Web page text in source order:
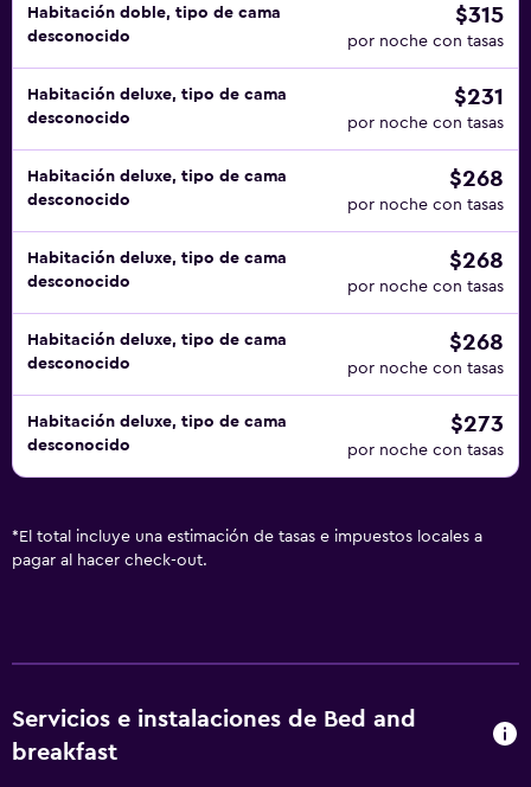
Habitación doble, tipo de cama
desconocido
$315
por noche con tasas
Habitación deluxe, tipo de cama
desconocido
$231
por noche con tasas
Habitación deluxe, tipo de cama
desconocido
$268
por noche con tasas
Habitación deluxe, tipo de cama
desconocido
$268
por noche con tasas
Habitación deluxe, tipo de cama
desconocido
$268
por noche con tasas
Habitación deluxe, tipo de cama
desconocido
$273
por noche con tasas
* El total incluye una estimación de tasas e impuestos locales a
pagar al hacer check-out.
Servicios e instalaciones de Bed and
breakfast